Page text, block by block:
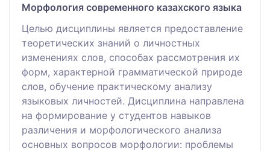
Морфология современного казахского языка
Целью дисциплины является предоставление
теоретических знаний о личностных
изменениях слов, способах рассмотрения их
форм, характерной грамматической природе
слов, обучение практическому анализу
языковых личностей. Дисциплина направлена
на формирование у студентов навыков
различения и морфологического анализа
основных вопросов морфологии: проблемы